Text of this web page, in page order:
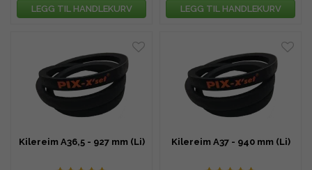
LEGG TIL HANDLEKURV LEGG TIL HANDLEKURV
Kilereim A36,5 - 927 mm (Li) Kilereim A37 - 940 mm (Li)